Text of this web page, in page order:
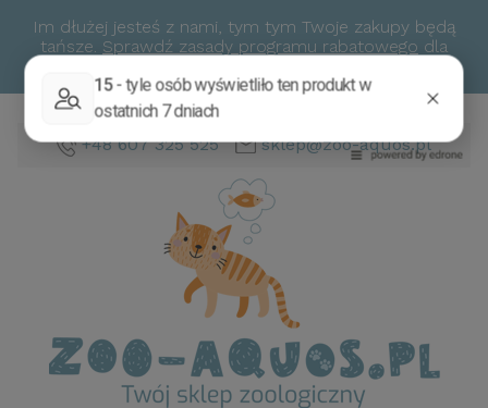
Im dłużej jesteś z nami, tym tym Twoje zakupy będą
tańsze. Sprawdź zasady programu rabatowego dla
+48 607 325 525 sklep@zoo-aquos.pl